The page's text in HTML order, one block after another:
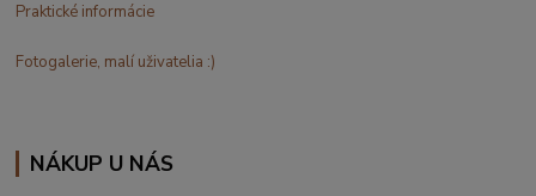
Praktické informácie
Fotogalerie, malí uživatelia :)
NÁKUP U NÁS